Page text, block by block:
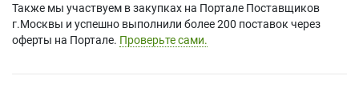
Также мы участвуем в закупках на Портале Поставщиков
г.Москвы и успешно выполнили более 200 поставок через
оферты на Портале. Проверьте сами.